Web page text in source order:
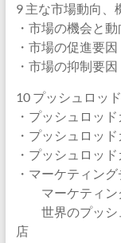
9 主な市場動向、
・市場の機会と動
・市場の促進要因
・市場の抑制要因
10 プッシュロッ
・プッシュロッ
・プッシュロッ
・プッシュロッ
・マーケティン
マーケティン
世界のプッシ
店